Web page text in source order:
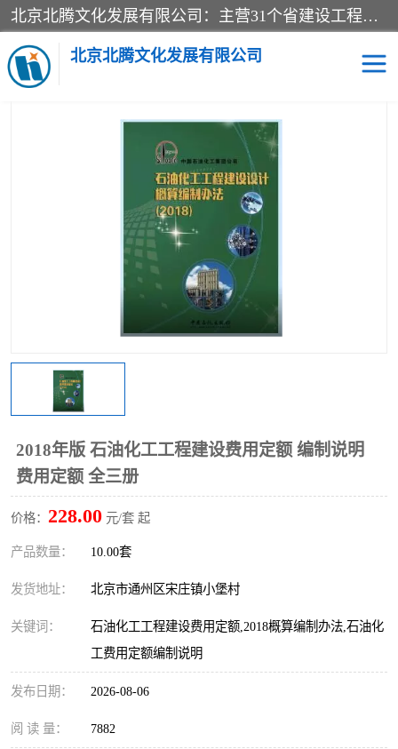
北京北腾文化发展有限公司：主营31个省建设工程预算书,工程预算软件,工程计价依据,工程造价定额,工程量清单计价定额,建设工程量消耗量定额,各行业工程预算定额,铁路定额,电力定额,矿山定额,*,黄金定额,钢铁企业检修定额,中石化安装检修定额,煤矿图书,医院书籍等.诚信的经营，在发展的同时公司不忘不断总结不断优化为客户的服务，和一如既往的热情赢得了新老客户的极高评价及青睐。
北京北腾文化发展有限公司
当前位置：首页>供应商机>预算定额> 2018年版 石油化工工程建
设费用定额 编制说明 费用定额 全三册
2018年版 石油化工工程建设费用定额 编制说明
费用定额 全三册
价格： 228.00 元/套 起
产品数量： 10.00套
发货地址： 北京市通州区宋庄镇小堡村
关键词：
石油化工工程建设费用定额,2018概算编制办法,石油化
工费用定额编制说明
发布日期： 2026-08-06
阅 读 量： 7882
预算定额
煤矿图书
铁路建设工程预算定额
电力行业工程预算定额 石油化工安装预算定额
新石油化工检修定额 石油化工概算定额数据
石油建设安装工程预算定
山东省工程预算定额
电网技改,拆除,检修定额 炼油化工计价依据定额
信息通信建设工程预算定
额
火力发电机组检修定额
湖北建设工程消耗量定额
煤炭建设工程预算定额 钢铁检修工程预算定额
黄金矿山工程预算定额 冶金工业矿山建设工程预
算定额2
冶金工业建设工程预算定
额
人防工程预算定额
电子工程概预算定额